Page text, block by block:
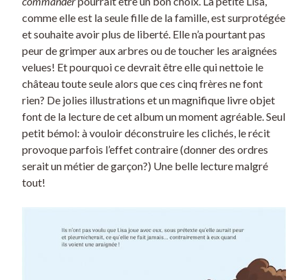
comme elle est la seule fille de la famille, est surprotégée
et souhaite avoir plus de liberté. Elle n’a pourtant pas
peur de grimper aux arbres ou de toucher les araignées
velues! Et pourquoi ce devrait être elle qui nettoie le
château toute seule alors que ces cinq frères ne font
rien? De jolies illustrations et un magnifique livre objet
font de la lecture de cet album un moment agréable. Seul
petit bémol: à vouloir déconstruire les clichés, le récit
provoque parfois l’effet contraire (donner des ordres
serait un métier de garçon?) Une belle lecture malgré
tout!